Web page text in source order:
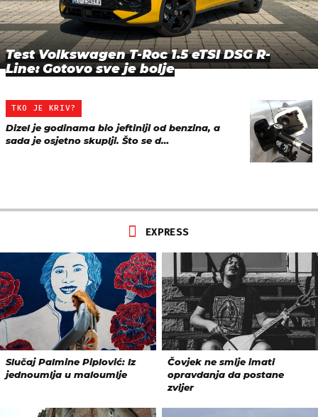
Test Volkswagen T-Roc 1.5 eTSI DSG R-
Line: Gotovo sve je bolje
TKO JE KRIV?
Dizel je godinama bio jeftiniji od benzina, a
sada je osjetno skuplji. Što se d…